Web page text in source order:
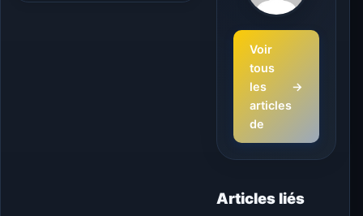
Voir
tous
les
articles
de
→
Articles liés